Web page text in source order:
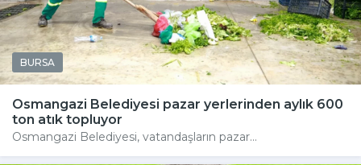
BURSA
Osmangazi Belediyesi pazar yerlerinden aylık 600
ton atık topluyor
Osmangazi Belediyesi, vatandaşların pazar...